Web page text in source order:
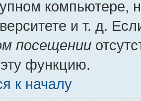
компьютере,
и т. д.
посещении
функцию.
к началу